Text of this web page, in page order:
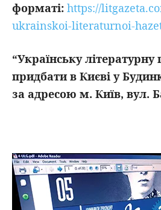
форматі: https://
ukrainskoi-literaturnoi-
“Українську
придбати в Києві у
за адресою м. Київ, вул.